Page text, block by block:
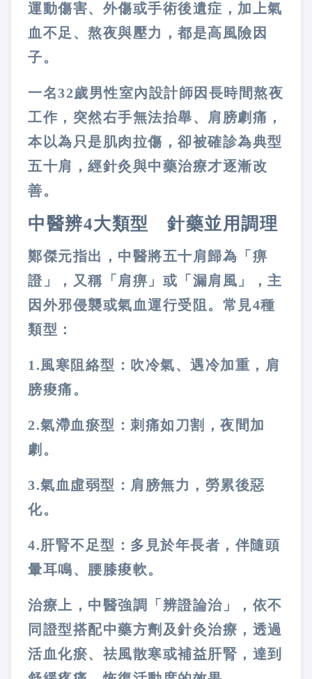
運動傷害、外傷或手術後遺症，加上氣
血不足、熬夜與壓力，都是高風險因
子。
一名32歲男性室內設計師因長時間熬夜
工作，突然右手無法抬舉、肩膀劇痛，
本以為只是肌肉拉傷，卻被確診為典型
五十肩，經針灸與中藥治療才逐漸改
善。
中醫辨4大類型 針藥並用調理
鄭傑元指出，中醫將五十肩歸為「痹
證」，又稱「肩痹」或「漏肩風」，主
因外邪侵襲或氣血運行受阻。常見4種
類型：
1.風寒阻絡型：吹冷氣、遇冷加重，肩
膀痠痛。
2.氣滯血瘀型：刺痛如刀割，夜間加
劇。
3.氣血虛弱型：肩膀無力，勞累後惡
化。
4.肝腎不足型：多見於年長者，伴隨頭
暈耳鳴、腰膝痠軟。
治療上，中醫強調「辨證論治」，依不
同證型搭配中藥方劑及針灸治療，透過
活血化瘀、祛風散寒或補益肝腎，達到